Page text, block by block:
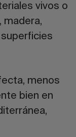
vivos o
madera,
menos
bien en